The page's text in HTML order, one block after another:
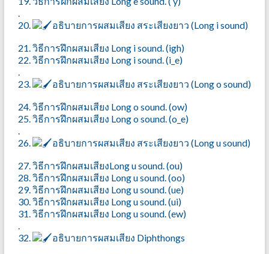
.
20.
อธิบายการผสมเสียง สระเสียงยาว (Long i sound)
21. วิธีการฝึกผสมเสียง Long i sound. (igh)
22. วิธีการฝึกผสมเสียง Long i sound. (i_e)
.
23.
อธิบายการผสมเสียง สระเสียงยาว (Long o sound)
24. วิธีการฝึกผสมเสียง Long o sound. (ow)
25. วิธีการฝึกผสมเสียง Long o sound. (o_e)
.
26.
อธิบายการผสมเสียง สระเสียงยาว (Long u sound)
27. วิธีการฝึกผสมเสียงLong u sound. (ou)
28. วิธีการฝึกผสมเสียง Long u sound. (oo)
29. วิธีการฝึกผสมเสียง Long u sound. (ue)
30. วิธีการฝึกผสมเสียง Long u sound. (ui)
31. วิธีการฝึกผสมเสียง Long u sound. (ew)
.
32.
อธิบายการผสมเสียง Diphthongs